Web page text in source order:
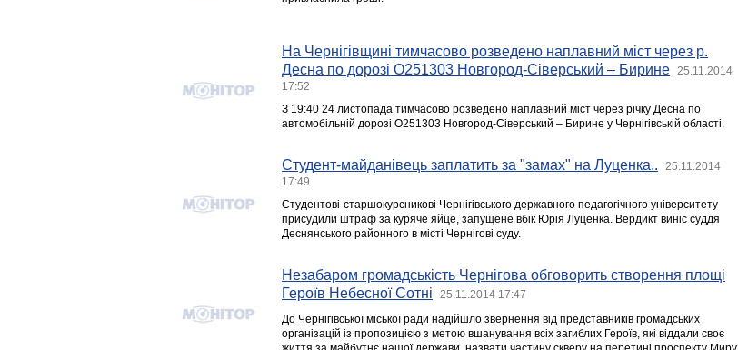
На Чернігівщині тимчасово розведено наплавний міст через р.
Десна по дорозі О251303 Новгород-Сіверський – Бирине
25.11.2014
17:52
З 19:40 24 листопада тимчасово розведено наплавний міст через річку Десна по
автомобільній дорозі О251303 Новгород-Сіверський – Бирине у Чернігівській області.
Студент-майданівець заплатить за "замах" на Луценка..
25.11.2014
17:49
Студентові-старшокурсникові Чернігівського державного педагогічного університету
присудили штраф за куряче яйце, запущене вбік Юрія Луценка. Вердикт виніс суддя
Деснянського районного в місті Чернігові суду.
Незабаром громадськість Чернігова обговорить створення площі
Героїв Небесної Сотні
25.11.2014 17:47
До Чернігівської міської ради надійшло звернення від представників громадських
організацій із пропозицією з метою вшанування всіх загиблих Героїв, які віддали своє